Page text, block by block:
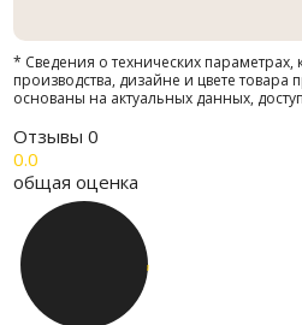
* Сведения о технических параметрах,
производства, дизайне и цвете
основаны на актуальных данных,
Отзывы 0
0.0
общая оценка